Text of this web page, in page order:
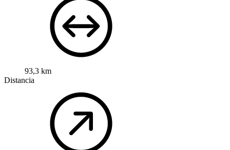
93,3 km
Distancia